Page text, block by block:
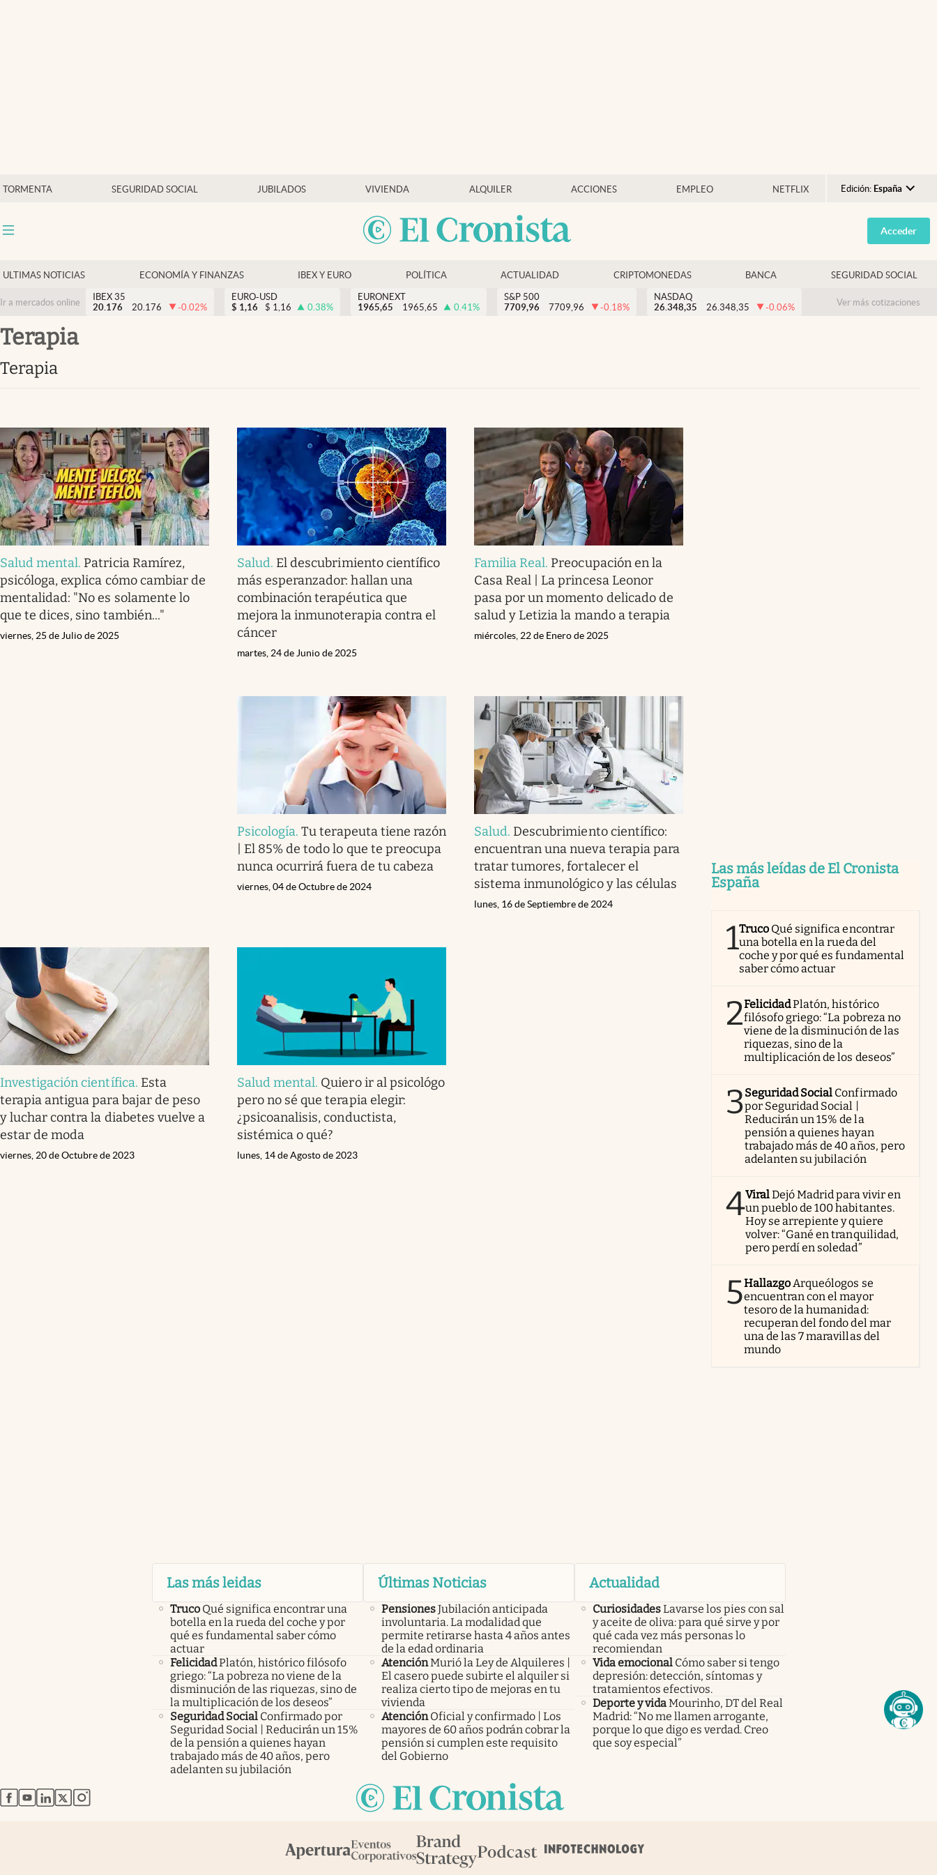
TORMENTA SEGURIDAD SOCIAL JUBILADOS VIVIENDA ALQUILER ACCIONES EMPLEO NETFLIX Edición: España
Argentina
España
USA
Colombia
Acceder
ULTIMAS NOTICIAS ECONOMÍA Y FINANZAS IBEX Y EURO POLÍTICA ACTUALIDAD CRIPTOMONEDAS BANCA SEGURIDAD SOCIAL
Ir a mercados online
IBEX 35
20.176
20.176 -0.02%
EURO-USD
$ 1,16 $ 1,16 0.38%
EURONEXT
1965,65
1965,65 0.41%
S&P 500
7709,96
7709,96 -0.18%
NASDAQ
26.348,35
26.348,35 -0.06% Ver más cotizaciones
terapia
terapia
Salud mental. Patricia Ramírez,
psicóloga, explica cómo cambiar de
mentalidad: "No es solamente lo
que te dices, sino también..."
viernes, 25 de Julio de 2025
Salud. El descubrimiento científico
más esperanzador: hallan una
combinación terapéutica que
mejora la inmunoterapia contra el
cáncer
martes, 24 de Junio de 2025
Familia Real. Preocupación en la
Casa Real | La princesa Leonor
pasa por un momento delicado de
salud y Letizia la mando a terapia
miércoles, 22 de Enero de 2025
Psicología.Tu terapeuta tiene razón
| El 85% de todo lo que te preocupa
nunca ocurrirá fuera de tu cabeza
viernes, 04 de Octubre de 2024
Salud. Descubrimiento científico:
encuentran una nueva terapia para
tratar tumores, fortalecer el
sistema inmunológico y las células
lunes, 16 de Septiembre de 2024
Investigación científica. Esta
terapia antigua para bajar de peso
y luchar contra la diabetes vuelve a
estar de moda
viernes, 20 de Octubre de 2023
Salud mental. Quiero ir al psicológo
pero no sé que terapia elegir:
¿psicoanalisis, conductista,
sistémica o qué?
lunes, 14 de Agosto de 2023
Las más leídas de El Cronista
España
1Truco Qué significa encontrar
una botella en la rueda del
coche y por qué es fundamental
saber cómo actuar
2FelicidadPlatón, histórico
filósofo griego: “La pobreza no
viene de la disminución de las
riquezas, sino de la
multiplicación de los deseos”
3Seguridad Social Confirmado
por Seguridad Social |
Reducirán un 15% de la
pensión a quienes hayan
trabajado más de 40 años, pero
adelanten su jubilación
4ViralDejó Madrid para vivir en
un pueblo de 100 habitantes.
Hoy se arrepiente y quiere
volver: “Gané en tranquilidad,
pero perdí en soledad”
5Hallazgo Arqueólogos se
encuentran con el mayor
tesoro de la humanidad:
recuperan del fondo del mar
una de las 7 maravillas del
mundo
Las más leidas
Truco Qué significa encontrar una
botella en la rueda del coche y por
qué es fundamental saber cómo
actuar
FelicidadPlatón, histórico filósofo
griego: “La pobreza no viene de la
disminución de las riquezas, sino de
la multiplicación de los deseos”
Seguridad Social Confirmado por
Seguridad Social | Reducirán un 15%
de la pensión a quienes hayan
trabajado más de 40 años, pero
adelanten su jubilación
Últimas Noticias
PensionesJubilación anticipada
involuntaria. La modalidad que
permite retirarse hasta 4 años antes
de la edad ordinaria
AtenciónMurió la Ley de Alquileres |
El casero puede subirte el alquiler si
realiza cierto tipo de mejoras en tu
vivienda
Atención Oficial y confirmado | Los
mayores de 60 años podrán cobrar la
pensión si cumplen este requisito
del Gobierno
Actualidad
CuriosidadesLavarse los pies con sal
y aceite de oliva: para qué sirve y por
qué cada vez más personas lo
recomiendan
Vida emocional Cómo saber si tengo
depresión: detección, síntomas y
tratamientos efectivos.
Deporte y vidaMourinho, DT del Real
Madrid: “No me llamen arrogante,
porque lo que digo es verdad. Creo
que soy especial”
abre en nueva pestaña
abre en nueva pestaña
abre en nueva pestaña
abre en nueva pestaña
abre en nueva pestaña